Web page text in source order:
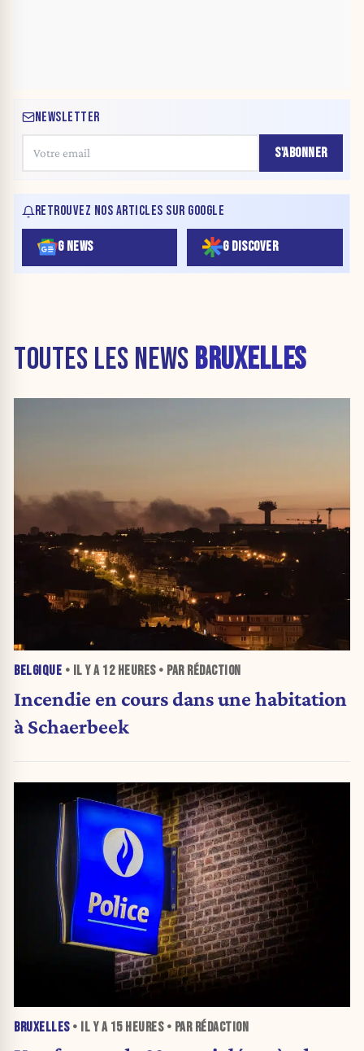
NEWSLETTER
S'ABONNER
RETROUVEZ NOS ARTICLES SUR GOOGLE
G NEWS G DISCOVER
TOUTES LES NEWS BRUXELLES
BELGIQUE • IL Y A 12 HEURES• PAR RÉDACTION
Incendie en cours dans une habitation
à Schaerbeek
BRUXELLES• IL Y A 15 HEURES• PAR RÉDACTION